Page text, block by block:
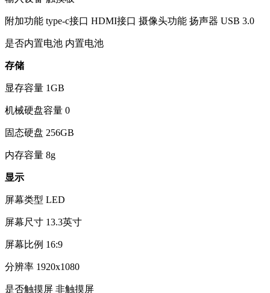
附加功能 type-c接口 HDMI接口 摄像头功能 扬声器 USB 3.0
是否内置电池 内置电池
存储
显存容量 1GB
机械硬盘容量 0
固态硬盘 256GB
内存容量 8g
显示
屏幕类型 LED
屏幕尺寸 13.3英寸
屏幕比例 16:9
分辨率 1920x1080
是否触摸屏 非触摸屏